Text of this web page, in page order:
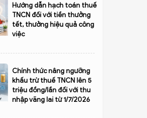
Hướng dẫn hạch toán thuế
TNCN đối với tiền thưởng
tết, thưởng hiệu quả công
việc
Chính thức nâng ngưỡng
khấu trừ thuế TNCN lên 5
triệu đồng/lần đối với thu
nhập vãng lai từ 1/7/2026